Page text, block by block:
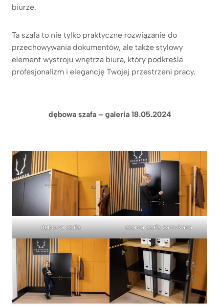
biurze.
Ta szafa to nie tylko praktyczne rozwiązanie do
przechowywania dokumentów, ale także stylowy
element wystroju wnętrza biura, który podkreśla
profesjonalizm i elegancję Twojej przestrzeni pracy.
dębowa szafa – galeria 18.05.2024
dębowa szafa czarna szafa zamykana